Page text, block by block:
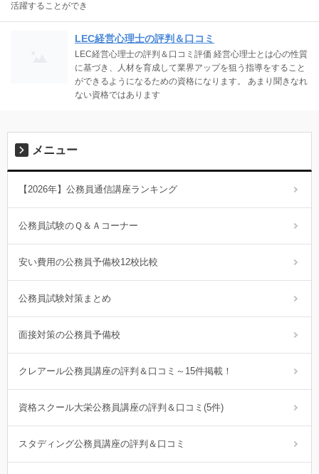
活躍することができ
LEC経営心理士の評判＆口コミ
LEC経営心理士の評判＆口コミ評価 経営心理士とは心の性質
に基づき、人材を育成して業界アップを狙う指導をすること
ができるようになるための資格になります。 あまり聞きなれ
ない資格ではあります
メニュー
【2026年】公務員通信講座ランキング
公務員試験のＱ＆Ａコーナー
安い費用の公務員予備校12校比較
公務員試験対策まとめ
面接対策の公務員予備校
クレアール公務員講座の評判＆口コミ～15件掲載！
資格スクール大栄公務員講座の評判＆口コミ(5件)
スタディング公務員講座の評判＆口コミ